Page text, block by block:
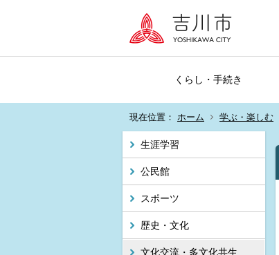
くらし・手続き
現在位置： ホーム 学ぶ・楽しむ
生涯学習
公民館
スポーツ
歴史・文化
文化交流・多文化共生